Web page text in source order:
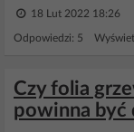
18 Lut 2022 18:26
Odpowiedzi: 5
Czy folia
powinna być